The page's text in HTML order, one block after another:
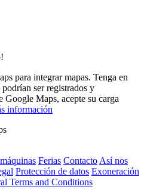
para integrar mapas. Tenga en
podrían ser registrados y
Google Maps, acepte su carga
información
Ferias Contacto Así nos
Protección de datos Exoneración
Terms and Conditions